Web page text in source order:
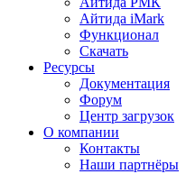
Айтида iMark
Функционал
Скачать
Ресурсы
Документация
Форум
Центр загрузок
О компании
Контакты
Наши партнёры